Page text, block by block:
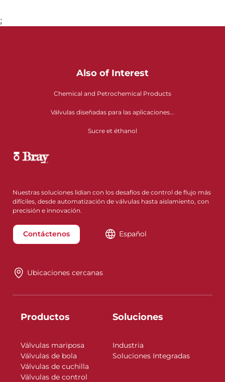
;
Also of Interest
Chemical and Petrochemical Products
Válvulas diseñadas para las aplicaciones...
Sucre et éthanol
Nuestras soluciones lidian con los desafíos de control de flujo más
difíciles, desde automatización de válvulas hasta aislamiento, con
precisión e innovación.
Contáctenos Español
Ubicaciones cercanas
Productos
Válvulas mariposa
Válvulas de bola
Válvulas de cuchilla
Válvulas de control
Soluciones
Industria
Soluciones Integradas